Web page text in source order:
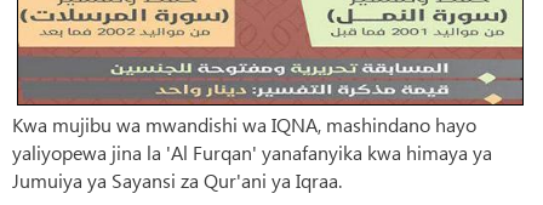
Kwa mujibu wa mwandishi wa IQNA, mashindano hayo
yaliyopewa jina la 'Al Furqan' yanafanyika kwa himaya ya
Jumuiya ya Sayansi za Qur'ani ya Iqraa.